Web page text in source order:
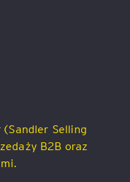
Selling
B2B oraz